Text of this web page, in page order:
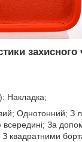
Накладка;
Однотонний; З
За
З квадратними